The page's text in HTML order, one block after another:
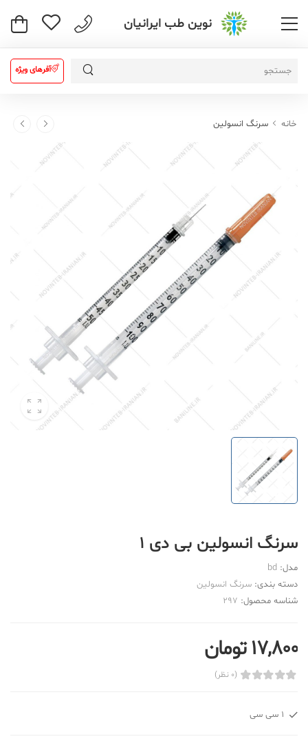
نوین طب ایرانیان
آفرهای ویژه
خانه سرنگ انسولین
سرنگ انسولین بی دی 1
مدل: bd
دسته بندی: سرنگ انسولین
شناسه محصول: 297
17,800 تومان
(0 نظر)
1 سی سی